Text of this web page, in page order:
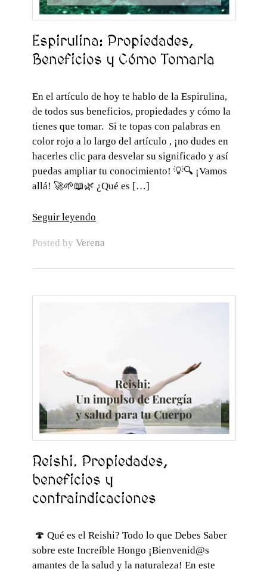
Espirulina: Propiedades,
Beneficios y Cómo Tomarla
En el artículo de hoy te hablo de la Espirulina,
de todos sus beneficios, propiedades y cómo la
tienes que tomar. Si te topas con palabras en
color rojo a lo largo del artículo , ¡no dudes en
hacerles clic para desvelar su significado y así
puedas ampliar tu conocimiento! 💡🔍 ¡Vamos
allá! 🚀🌱📖🌿 ¿Qué es […]
Seguir leyendo
Posted by Verena
Reishi. Propiedades,
beneficios y
contraindicaciones
🍄 Qué es el Reishi? Todo lo que Debes Saber
sobre este Increíble Hongo ¡Bienvenid@s
amantes de la salud y la naturaleza! En este